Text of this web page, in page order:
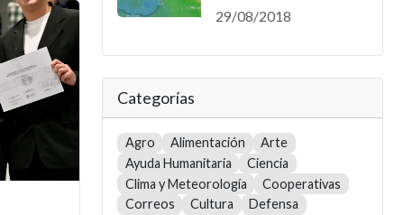
29/08/2018
Categorías
Agro Alimentación
Arte
Ayuda Humanitaria
Ciencia
Clima y Meteorología
Cooperativas
Correos
Cultura
Defensa